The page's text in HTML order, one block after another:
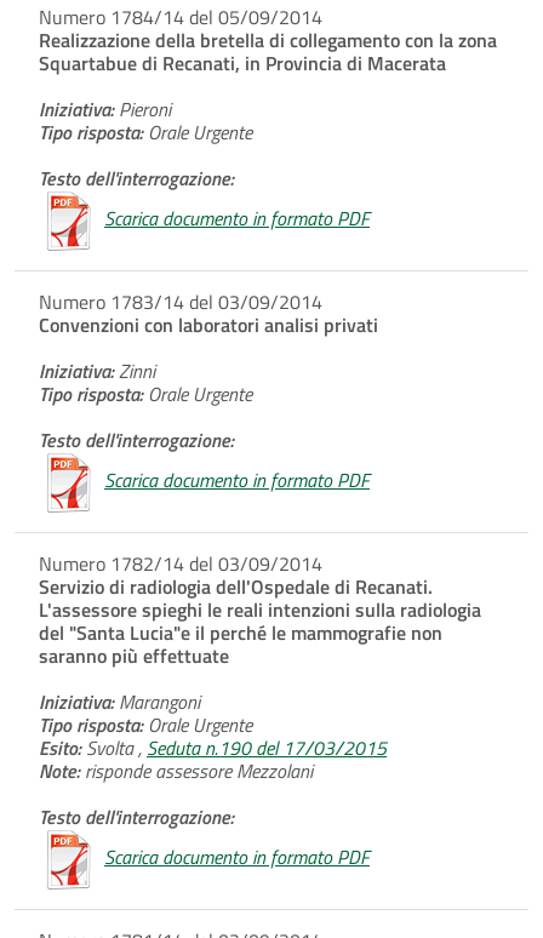
Numero 1784/14 del 05/09/2014
Realizzazione della bretella di collegamento con la zona
Squartabue di Recanati, in Provincia di Macerata
Iniziativa:Pieroni
Tipo risposta:Orale Urgente
Testo dell'interrogazione:
Scarica documento in formato PDF
Numero 1783/14 del 03/09/2014
Convenzioni con laboratori analisi privati
Iniziativa:Zinni
Tipo risposta:Orale Urgente
Testo dell'interrogazione:
Scarica documento in formato PDF
Numero 1782/14 del 03/09/2014
Servizio di radiologia dell'Ospedale di Recanati.
L'assessore spieghi le reali intenzioni sulla radiologia
del "Santa Lucia"e il perché le mammografie non
saranno più effettuate
Iniziativa:Marangoni
Tipo risposta:Orale Urgente
Esito:Svolta , Seduta n.190 del 17/03/2015
Note:risponde assessore Mezzolani
Testo dell'interrogazione:
Scarica documento in formato PDF